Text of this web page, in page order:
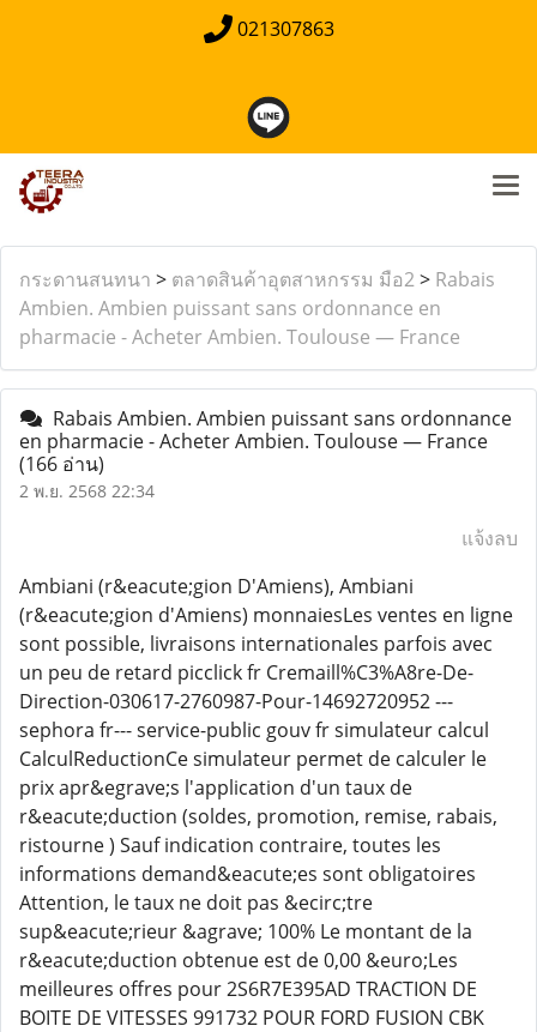
021307863
กระดานสนทนา > ตลาดสินค้าอุตสาหกรรม มือ2> Rabais
Ambien. Ambien puissant sans ordonnance en
pharmacie - Acheter Ambien. Toulouse — France
Rabais Ambien. Ambien puissant sans ordonnance
en pharmacie - Acheter Ambien. Toulouse — France
(166 อ่าน)
2 พ.ย. 2568 22:34
แจ้งลบ
Ambiani (r&eacute;gion D'Amiens), Ambiani
(r&eacute;gion d'Amiens) monnaiesLes ventes en ligne
sont possible, livraisons internationales parfois avec
un peu de retard picclick fr Cremaill%C3%A8re-De-
Direction-030617-2760987-Pour-14692720952 ---
sephora fr--- service-public gouv fr simulateur calcul
CalculReductionCe simulateur permet de calculer le
prix apr&egrave;s l'application d'un taux de
r&eacute;duction (soldes, promotion, remise, rabais,
ristourne ) Sauf indication contraire, toutes les
informations demand&eacute;es sont obligatoires
Attention, le taux ne doit pas &ecirc;tre
sup&eacute;rieur &agrave; 100% Le montant de la
r&eacute;duction obtenue est de 0,00 &euro;Les
meilleures offres pour 2S6R7E395AD TRACTION DE
BOITE DE VITESSES 991732 POUR FORD FUSION CBK